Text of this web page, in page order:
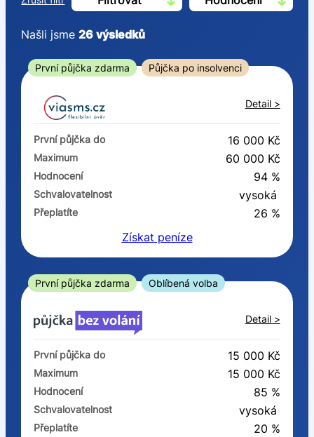
Od
První půjčka zdarma
–
ano
Ve zkušebce
ano
ne
V exekuci
ano
ne
Po insolvenci
Našli jsme26 výsledků
První půjčka zdarma Půjčka po insolvenci
Detail >
První půjčka do 16 000 Kč
Maximum 60 000 Kč
Hodnocení 94 %
Schvalovatelnost vysoká
Přeplatíte
26 %
Získat peníze
První půjčka zdarma Oblíbená volba
Detail >
První půjčka do 15 000 Kč
Maximum 15 000 Kč
Hodnocení 85 %
Schvalovatelnost vysoká
Přeplatíte
20 %